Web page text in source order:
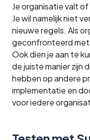
Je organisatie valt
Je wil namelijk niet
nieuwe regels. Als
geconfronteerd met
Ook dien je aan te
de juiste manier zijn
hebben op andere
implementatie en
voor iedere